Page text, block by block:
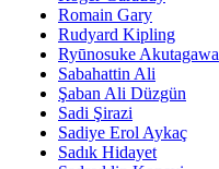
Romain Gary
Rudyard Kipling
Ryūnosuke Akutagawa
Sabahattin Ali
Şaban Ali Düzgün
Sadi Şirazi
Sadiye Erol Aykaç
Sadık Hidayet